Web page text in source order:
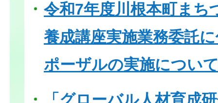
令和7年度川根本町まち
養成講座実施業務委託
ポーザルの実施につい